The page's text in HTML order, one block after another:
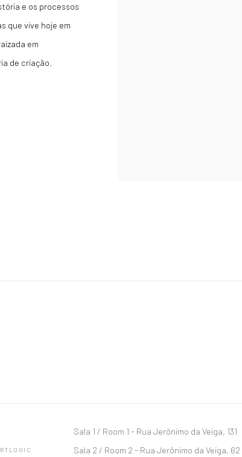
e os processos
que vive hoje em
em
de criação.
Sala 1 / Room 1 - Rua Jerônimo da Veiga, 131
Sala 2 / Room 2 - Rua Jerônimo da Veiga, 62